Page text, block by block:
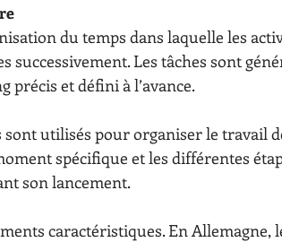
du temps dans laquelle les
successivement. Les tâches sont
précis et défini à l’avance.
sont utilisés pour organiser le travail
spécifique et les différentes
son lancement.
caractéristiques. En Allemagne,